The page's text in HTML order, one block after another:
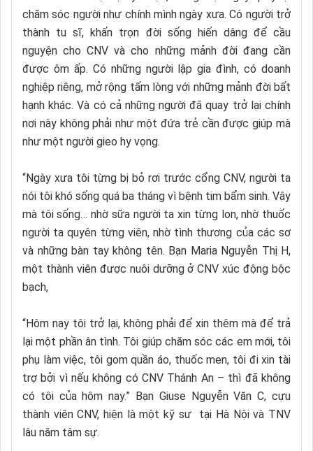
chăm sóc người như chính mình ngày xưa. Có người trở
thành tu sĩ, khấn trọn đời sống hiến dâng để cầu
nguyện cho CNV và cho những mảnh đời đang cần
được ôm ấp. Có những người lập gia đình, có doanh
nghiệp riêng, mở rộng tấm lòng với những mảnh đời bất
hạnh khác. Và có cả những người đã quay trở lại chính
nơi này không phải như một đứa trẻ cần được giúp mà
như một người gieo hy vọng.
“Ngày xưa tôi từng bị bỏ rơi trước cổng CNV, người ta
nói tôi khó sống quá ba tháng vì bệnh tim bẩm sinh. Vậy
mà tôi sống… nhờ sữa người ta xin từng lon, nhờ thuốc
người ta quyên từng viên, nhờ tình thương của các sơ
và những bàn tay không tên. Bạn Maria Nguyễn Thị H,
một thành viên được nuôi dưỡng ở CNV xúc động bộc
bạch,
“Hôm nay tôi trở lại, không phải để xin thêm mà để trả
lại một phần ân tình. Tôi giúp chăm sóc các em mới, tôi
phụ làm việc, tôi gom quần áo, thuốc men, tôi đi xin tài
trợ bởi vì nếu không có CNV Thánh An – thì đã không
có tôi của hôm nay.” Bạn Giuse Nguyễn Văn C, cựu
thành viên CNV, hiện là một kỹ sư tại Hà Nội và TNV
lâu năm tâm sự.